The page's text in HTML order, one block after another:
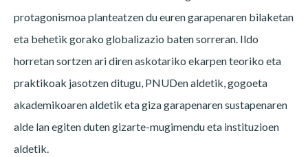
protagonismoa planteatzen du euren garapenaren bilaketan
eta behetik gorako globalizazio baten sorreran. Ildo
horretan sortzen ari diren askotariko ekarpen teoriko eta
praktikoak jasotzen ditugu, PNUDen aldetik, gogoeta
akademikoaren aldetik eta giza garapenaren sustapenaren
alde lan egiten duten gizarte-mugimendu eta instituzioen
aldetik.